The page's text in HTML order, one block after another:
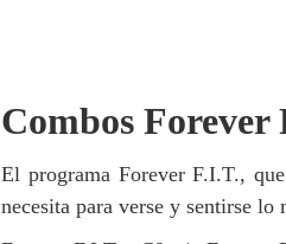
Combos Forever
El programa Forever F.I.T.,
necesita para verse y sentirse lo